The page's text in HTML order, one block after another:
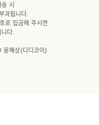
시
과됩니다.
로 입금해 주시면
니다.
혜상(디디코이)